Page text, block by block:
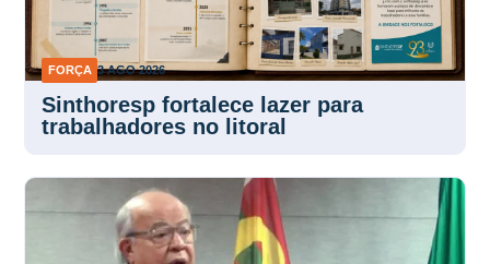
FORÇA 3 AGO 2026
Sinthoresp fortalece lazer para
trabalhadores no litoral